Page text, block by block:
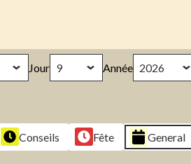
Jour Année
Conseils Fête General